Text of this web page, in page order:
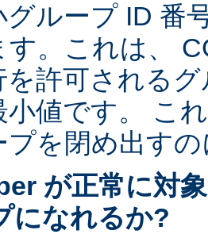
グループ ID 番
す。これは、
を許可される
小値です。 こ
プを閉め出す
が正常に対
になれるか?